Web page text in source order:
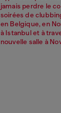
jamais perdre le
soirées de
en Belgique, en
à Istanbul et à
nouvelle salle à